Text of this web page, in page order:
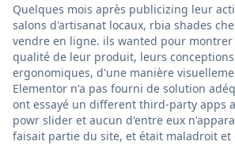
Quelques mois après publicizing leur
salons d'artisanat locaux, rbia shades
vendre en ligne. ils wanted pour
qualité de leur produit, leurs
ergonomiques, d'une manière
Elementor n'a pas fourni de solution
ont essayé un different third-party apps
powr slider et aucun d'entre eux
faisait partie du site, et était maladroit et